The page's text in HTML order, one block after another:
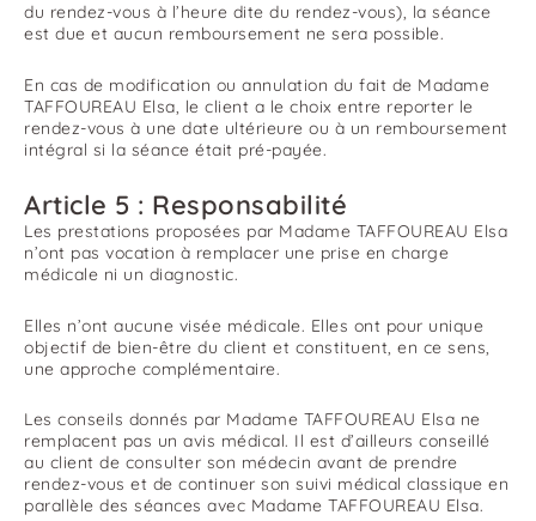
du rendez-vous à l’heure dite du rendez-vous), la séance
est due et aucun remboursement ne sera possible.
En cas de modification ou annulation du fait de Madame
TAFFOUREAU Elsa, le client a le choix entre reporter le
rendez-vous à une date ultérieure ou à un remboursement
intégral si la séance était pré-payée.
Article 5 : Responsabilité
Les prestations proposées par Madame TAFFOUREAU Elsa
n’ont pas vocation à remplacer une prise en charge
médicale ni un diagnostic.
Elles n’ont aucune visée médicale. Elles ont pour unique
objectif de bien-être du client et constituent, en ce sens,
une approche complémentaire.
Les conseils donnés par Madame TAFFOUREAU Elsa ne
remplacent pas un avis médical. Il est d’ailleurs conseillé
au client de consulter son médecin avant de prendre
rendez-vous et de continuer son suivi médical classique en
parallèle des séances avec Madame TAFFOUREAU Elsa.